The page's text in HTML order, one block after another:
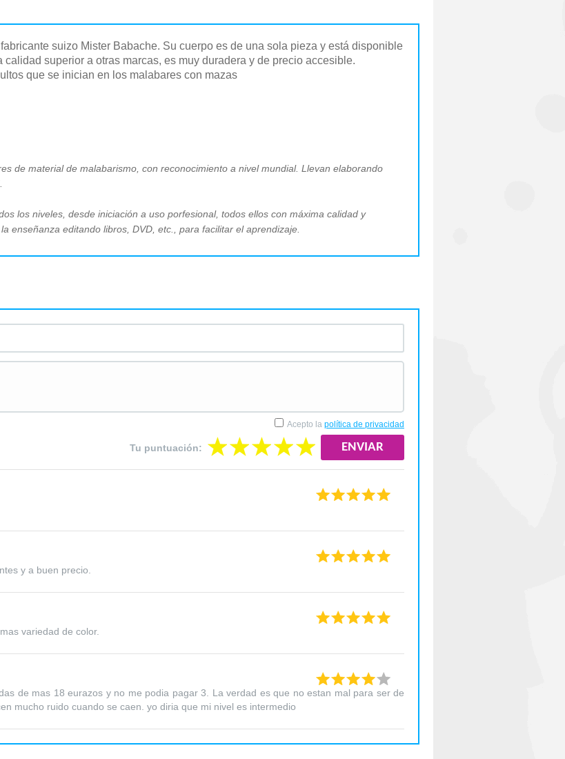
suizo Mister Babache. Su cuerpo es de una sola pieza y está disponible
superior a otras marcas, es muy duradera y de precio accesible.
que se inician en los malabares con mazas
de material de malabarismo, con reconocimiento a nivel mundial. Llevan elaborando
los niveles, desde iniciación a uso porfesional, todos ellos con máxima calidad y
enseñanza editando libros, DVD, etc., para facilitar el aprendizaje.
Tu puntuación:
Acepto la política de privacidad
y a buen precio.
variedad de color.
de mas 18 eurazos y no me podia pagar 3. La verdad es que no estan mal para ser de
mucho ruido cuando se caen. yo diria que mi nivel es intermedio